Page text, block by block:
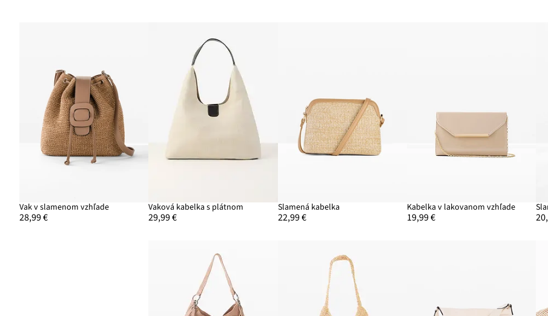
Vak v slamenom vzhľade
28,99 €
Vaková kabelka s plátnom
29,99 €
Slamená kabelka
22,99 €
Kabelka v lakovanom vzhľade
19,99 €